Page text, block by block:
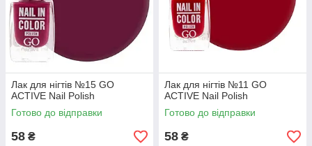
Лак для нігтів №15 GO
ACTIVE Nail Polish
Готово до відправки
58 ₴
Лак для нігтів №11 GO
ACTIVE Nail Polish
Готово до відправки
58 ₴